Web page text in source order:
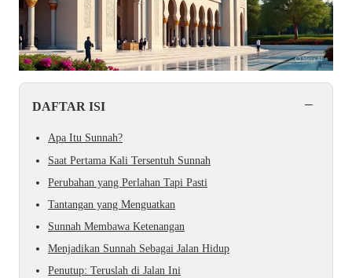
DAFTAR ISI −
Apa Itu Sunnah?
Saat Pertama Kali Tersentuh Sunnah
Perubahan yang Perlahan Tapi Pasti
Tantangan yang Menguatkan
Sunnah Membawa Ketenangan
Menjadikan Sunnah Sebagai Jalan Hidup
Penutup: Teruslah di Jalan Ini